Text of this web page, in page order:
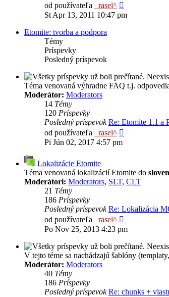
od používateľa
_rasel^
posledný
St Apr 13, 2011 10:47 pm
Etomite: tvorba a podpora
Témy
Príspevky
Posledný príspevok
Téma venovaná výhradne FAQ t.j.
Moderátor: Moderators
14 Témy
120 Príspevky
Posledný príspevok Re: Etomite 1.1 a
od používateľa
_rasel^
Pi Jún 02, 2017 4:57 pm
Lokalizácie Etomite
Téma venovaná lokalizácií Etomite do
Moderátori: Moderators, SLT, CLT
21 Témy
186 Príspevky
Posledný príspevok Re: Lokalizácia
od používateľa
_rasel^
posledný
Po Nov 25, 2013 4:23 pm
V tejto téme sa nachádzajú šablóny
Moderátor: Moderators
40 Témy
186 Príspevky
Posledný príspevok Re: chunks +